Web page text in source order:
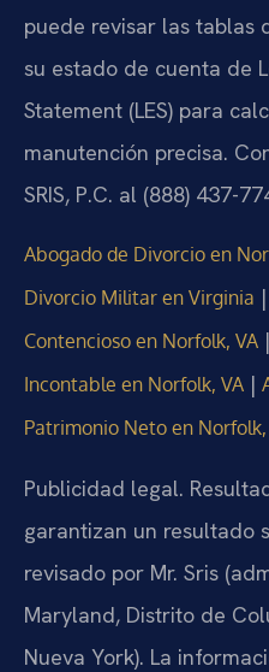
puede revisar las tablas
su estado de cuenta de
Statement (LES) para
manutención precisa.
SRIS, P.C. al (888) 437-
Abogado de Divorcio en
Divorcio Militar en Virginia |
Contencioso en Norfolk, VA |
Incontable en Norfolk, VA |
Patrimonio Neto en Norfolk,
Publicidad legal.
garantizan un resultado
revisado por Mr. Sris
Maryland, Distrito de
Nueva York). La